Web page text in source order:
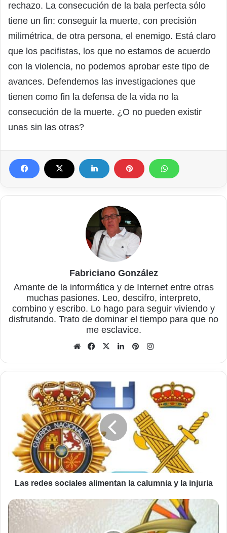
rechazo. La consecución de la bala perfecta sólo
tiene un fin: conseguir la muerte, con precisión
milimétrica, de otra persona, el enemigo. Está claro
que los pacifistas, los que no estamos de acuerdo
con la violencia, no podemos aprobar este tipo de
avances. Defendemos las investigaciones que
tienen como fin la defensa de la vida no la
consecución de la muerte. ¿O no pueden existir
unas sin las otras?
Fabriciano González
Amante de la informática y de Internet entre otras
muchas pasiones. Leo, descifro, interpreto,
combino y escribo. Lo hago para seguir viviendo y
disfrutando. Trato de dominar el tiempo para que no
me esclavice.
Sitio
Facebook
X LinkedInPinterest
redes
sociales
alimentan
calumnia
y
injuria
Las redes sociales alimentan la calumnia y la injuria
¿Puede
la
circuncisión